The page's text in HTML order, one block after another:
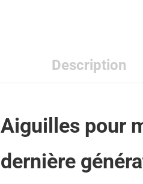
Description
Aiguilles pour
dernière